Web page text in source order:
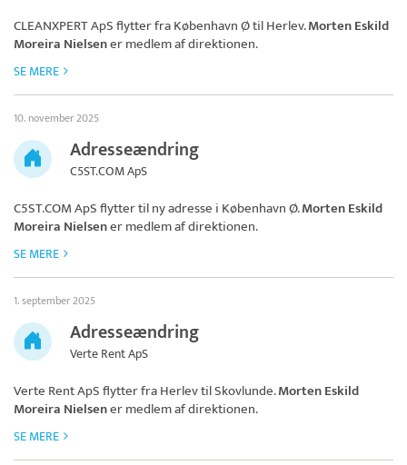
CLEANXPERT ApSflytter fra København Ø til Herlev.Morten Eskild
Moreira Nielsener medlem af direktionen.
SE MERE
10. november 2025
Adresseændring
C5ST.COM ApS
C5ST.COM ApSflytter til ny adresse i København Ø.Morten Eskild
Moreira Nielsener medlem af direktionen.
SE MERE
1. september 2025
Adresseændring
Verte Rent ApS
Verte Rent ApSflytter fra Herlev til Skovlunde.Morten Eskild
Moreira Nielsener medlem af direktionen.
SE MERE